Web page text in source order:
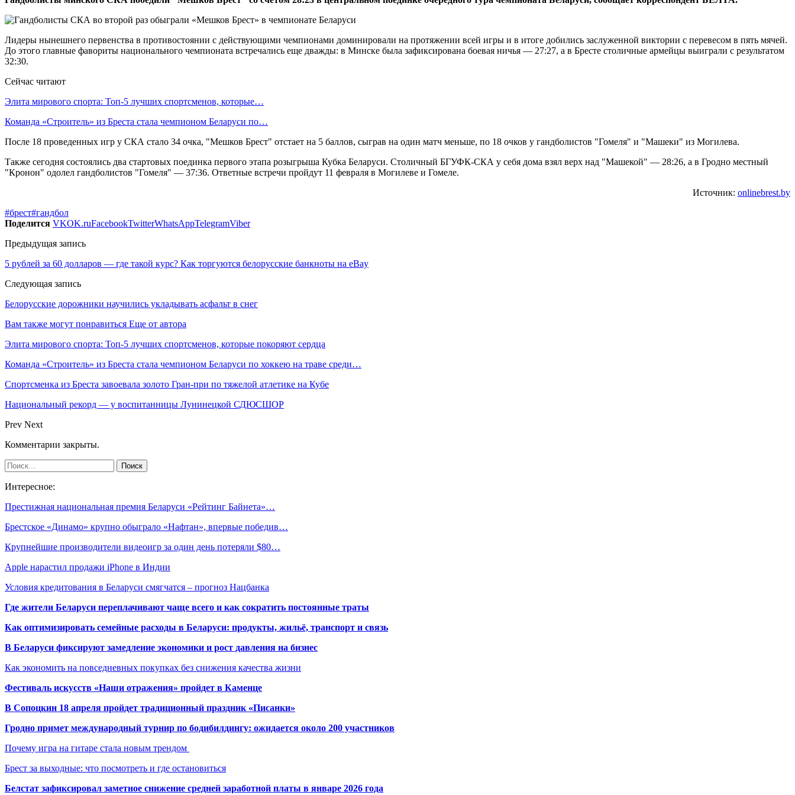
Лидеры нынешнего первенства в противостоянии с действующими чемпионами доминировали на протяжении всей игры и в итоге добились заслуженной виктории с перевесом в пять мячей.
До этого главные фавориты национального чемпионата встречались еще дважды: в Минске была зафиксирована боевая ничья — 27:27, а в Бресте столичные армейцы выиграли с результатом
32:30.
Сейчас читают
Элита мирового спорта: Топ-5 лучших спортсменов, которые…
Команда «Строитель» из Бреста стала чемпионом Беларуси по…
После 18 проведенных игр у СКА стало 34 очка, "Мешков Брест" отстает на 5 баллов, сыграв на один матч меньше, по 18 очков у гандболистов "Гомеля" и "Машеки" из Могилева.
Также сегодня состоялись два стартовых поединка первого этапа розыгрыша Кубка Беларуси. Столичный БГУФК-СКА у себя дома взял верх над "Машекой" — 28:26, а в Гродно местный
"Кронон" одолел гандболистов "Гомеля" — 37:36. Ответные встречи пройдут 11 февраля в Могилеве и Гомеле.
Источник: onlinebrest.by
#брест#гандбол
Поделится VKOK.ruFacebookTwitterWhatsAppTelegramViber
Предыдущая запись
5 рублей за 60 долларов — где такой курс? Как торгуются белорусские банкноты на eBay
Следующая запись
Белорусские дорожники научились укладывать асфальт в снег
Вам также могут понравиться Еще от автора
Элита мирового спорта: Топ-5 лучших спортсменов, которые покоряют сердца
Команда «Строитель» из Бреста стала чемпионом Беларуси по хоккею на траве среди…
Спортсменка из Бреста завоевала золото Гран-при по тяжелой атлетике на Кубе
Национальный рекорд — у воспитанницы Лунинецкой СДЮСШОР
Prev Next
Комментарии закрыты.
Интересное:
Престижная национальная премия Беларуси «Рейтинг Байнета»…
Брестское «Динамо» крупно обыграло «Нафтан», впервые победив…
Крупнейшие производители видеоигр за один день потеряли $80…
Apple нарастил продажи iPhone в Индии
Условия кредитования в Беларуси смягчатся – прогноз Нацбанка
Где жители Беларуси переплачивают чаще всего и как сократить постоянные траты
Как оптимизировать семейные расходы в Беларуси: продукты, жильё, транспорт и связь
В Беларуси фиксируют замедление экономики и рост давления на бизнес
Как экономить на повседневных покупках без снижения качества жизни
Фестиваль искусств «Наши отражения» пройдет в Каменце
В Сопоцкин 18 апреля пройдет традиционный праздник «Писанки»
Гродно примет международный турнир по бодибилдингу: ожидается около 200 участников
Почему игра на гитаре стала новым трендом
Брест за выходные: что посмотреть и где остановиться
Белстат зафиксировал заметное снижение средней заработной платы в январе 2026 года